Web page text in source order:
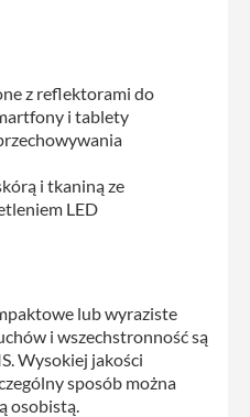
z reflektorami do
i tablety
i tkaniną ze
LED
lub wyraziste
i wszechstronność są
Wysokiej jakości
sposób można
osobistą.